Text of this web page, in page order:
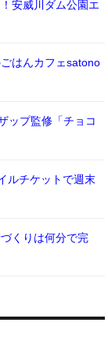
安威川ダム公園エ
はんカフェsatono
ップ監修「チョコ
ルチケットで週末
くりは何分で完